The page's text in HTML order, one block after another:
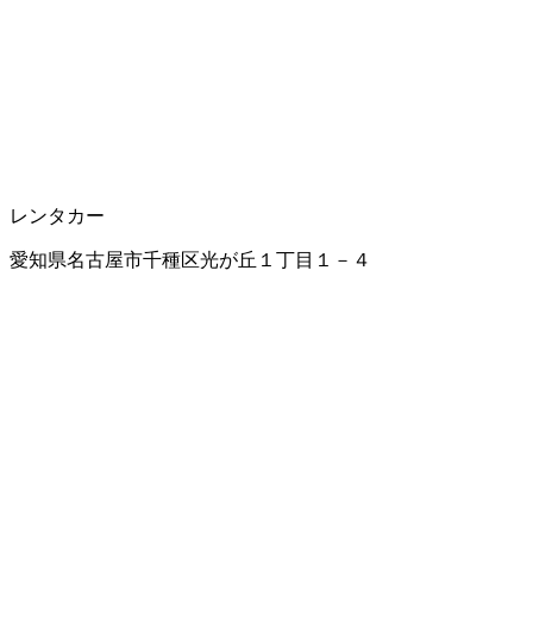
レンタカー
愛知県名古屋市千種区光が丘１丁目１－４